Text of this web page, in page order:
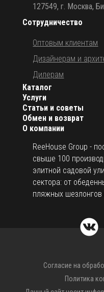
О компании
ReeHouse Group -
свыше 100
элитной садовой
сектора: от
пляжных шезлонгов
Каталог
Услуги
Статьи и советы
Обмен и возврат
Сотрудничество
Оптовым клиентам
Дизайнерам и
Дилерам
127549, г. Москва,
Согласие на
Политика